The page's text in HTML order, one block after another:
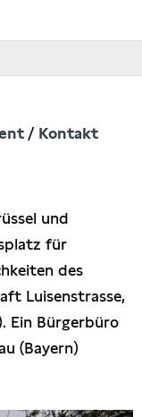
Kontakt
und
für
des
Luisenstrasse,
Ein Bürgerbüro
(Bayern)